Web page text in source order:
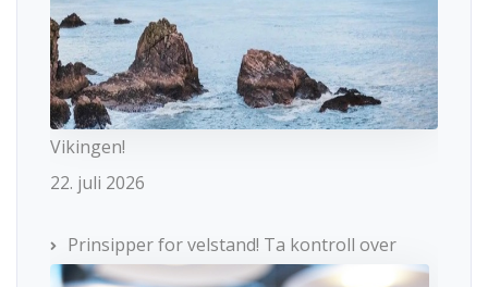
Vikingen!
22. juli 2026
Prinsipper for velstand! Ta kontroll over